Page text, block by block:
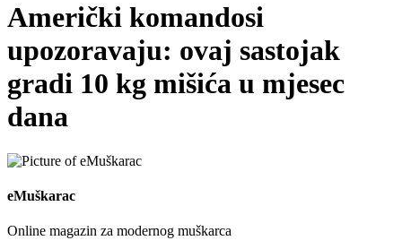
Američki komandosi
upozoravaju: ovaj sastojak
gradi 10 kg mišića u mjesec
dana
eMuškarac
Online magazin za modernog muškarca